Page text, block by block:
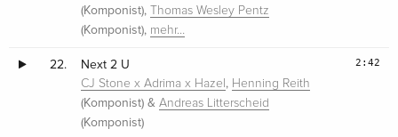
(Komponist), Thomas Wesley Pentz
(Komponist), mehr…
22. Next 2 U
CJ Stone x Adrima x Hazel , Henning Reith
(Komponist) &Andreas Litterscheid
(Komponist)
2:42